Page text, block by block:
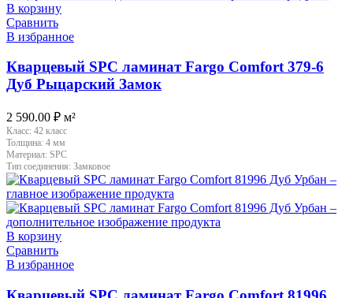
В корзину
Сравнить
В избранное
Кварцевый SPC ламинат Fargo Comfort 379-6
Дуб Рыцарский Замок
2 590.00 ₽ м²
Класс: 42 класс
Толщина: 4 мм
Материал: SPC
Тип соединения: Замковое
В корзину
Сравнить
В избранное